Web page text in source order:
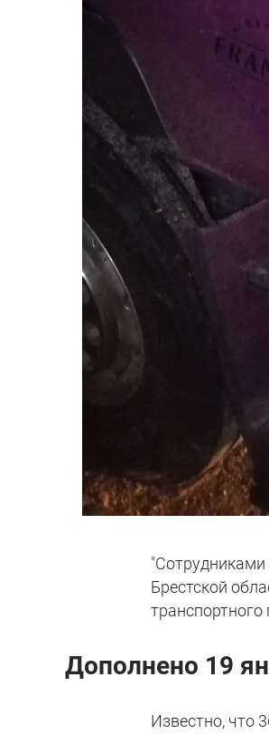
Брестской
Дополнено 19
Известно, что